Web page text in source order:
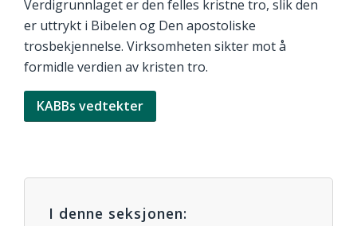
Verdigrunnlaget er den felles kristne tro, slik den
er uttrykt i Bibelen og Den apostoliske
trosbekjennelse. Virksomheten sikter mot å
formidle verdien av kristen tro.
KABBs vedtekter
I denne seksjonen: